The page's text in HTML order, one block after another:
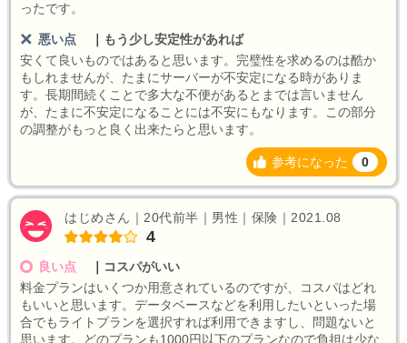
ったです。
悪い点
もう少し安定性があれば
安くて良いものではあると思います。完璧性を求めるのは酷か
もしれませんが、たまにサーバーが不安定になる時がありま
す。長期間続くことで多大な不便があるとまでは言いません
が、たまに不安定になることには不安にもなります。この部分
の調整がもっと良く出来たらと思います。
参考になった 0
はじめさん｜20代前半｜男性｜保険｜2021.08
4
良い点
コスパがいい
料金プランはいくつか用意されているのですが、コスパはどれ
もいいと思います。データベースなどを利用したいといった場
合でもライトプランを選択すれば利用できますし、問題ないと
思います。どのプランも1000円以下のプランなので負担は少な